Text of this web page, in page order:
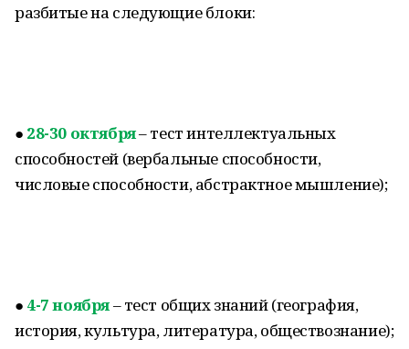
разбитые на следующие блоки:
● 28-30 октября– тест интеллектуальных
способностей (вербальные способности,
числовые способности, абстрактное мышление);
● 4-7 ноября– тест общих знаний (география,
история, культура, литература, обществознание);